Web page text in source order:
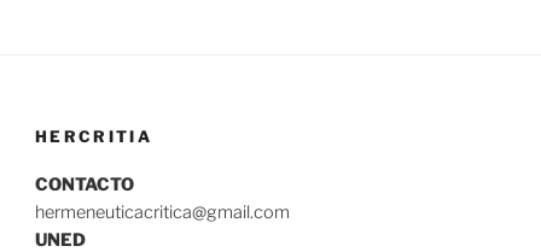
HERCRITIA
CONTACTO
hermeneuticacritica@gmail.com
UNED